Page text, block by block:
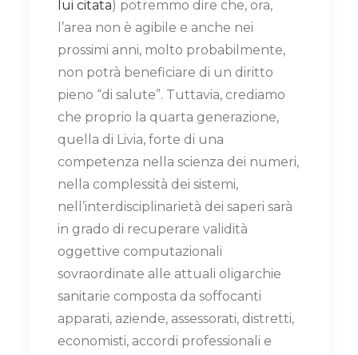
lui citata) potremmo dire che, ora,
l’area non è agibile e anche nei
prossimi anni, molto probabilmente,
non potrà beneficiare di un diritto
pieno “di salute”. Tuttavia, crediamo
che proprio la quarta generazione,
quella di Livia, forte di una
competenza nella scienza dei numeri,
nella complessità dei sistemi,
nell’interdisciplinarietà dei saperi sarà
in grado di recuperare validità
oggettive computazionali
sovraordinate alle attuali oligarchie
sanitarie composta da soffocanti
apparati, aziende, assessorati, distretti,
economisti, accordi professionali e